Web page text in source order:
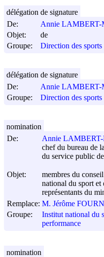
De:
Annie
Objet:
de
Groupe:
Direction des sports
délégation de signature
De:
Annie
Groupe:
Direction des sports
délégation de signature
De:
Annie
chef du bureau de
du service public
Objet:
membres du
national du sport et
représentants du
Remplace: M. Jérôme
Groupe:
Institut national du
performance
nomination
nomination